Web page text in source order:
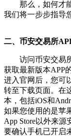
那么，如何才
我们将一步步指导
二、币安交易所
访问币安交易
获取最新版本APP
进入官网后，您可
转至下载页面。在
本，包括iOS和
如果您使用的是苹
App Store以外来
要确认手机已开启